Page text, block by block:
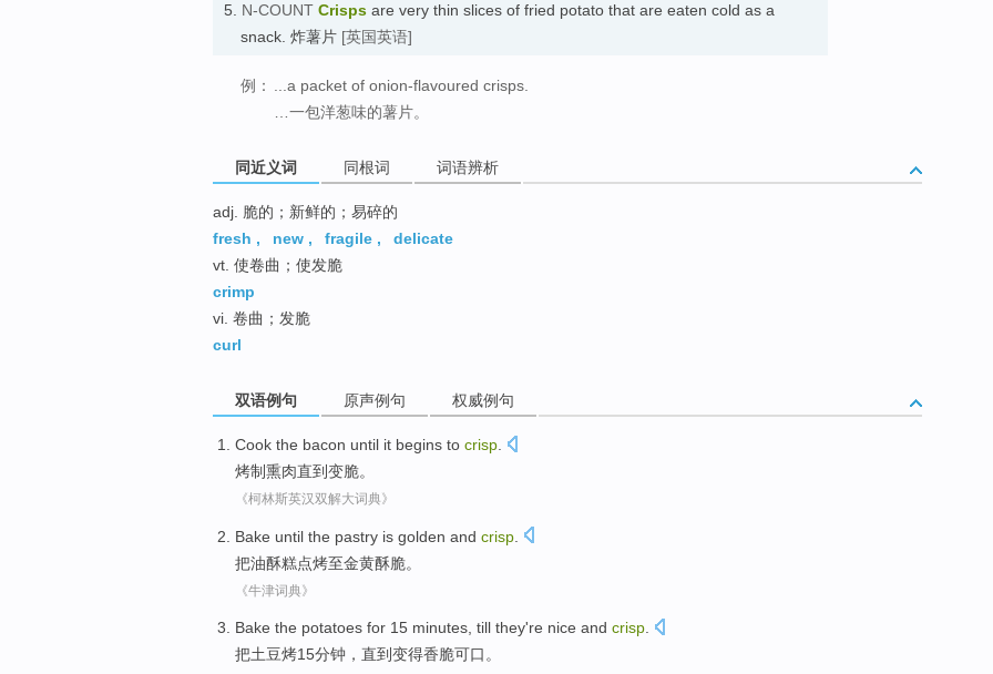
5. N-COUNT Crisps are very thin slices of fried potato that are eaten cold as a
snack. 炸薯片 [英国英语]
例： ...a packet of onion-flavoured crisps.
…一包洋葱味的薯片。
同近义词 同根词 词语辨析
adj. 脆的；新鲜的；易碎的
fresh , new , fragile ,
delicate
vt. 使卷曲；使发脆
crimp
vi. 卷曲；发脆
curl
双语例句 原声例句 权威例句
Cook the bacon until it begins to crisp
烤制熏肉直到变脆。
《柯林斯英汉双解大词典》
Bake until the pastry is golden and crisp
把油酥糕点烤至金黄酥脆。
《牛津词典》
Bake the potatoes for 15 minutes, till they're nice and crisp.
把土豆烤15分钟 ， 直到变得香脆可口。